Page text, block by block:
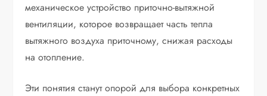
механическое устройство приточно-вытяжной
вентиляции, которое возвращает часть тепла
вытяжного воздуха приточному, снижая расходы
на отопление.
Эти понятия станут опорой для выбора конкретных